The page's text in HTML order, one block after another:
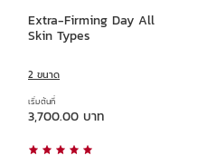
Extra-Firming Day All
Skin Types
2 ขนาด
เริ่มต้นที่
ราคาปัจจุบัน 3,700.00 บาท
3,700.00 บาท